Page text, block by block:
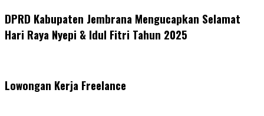
DPRD Kabupaten Jembrana Mengucapkan Selamat
Hari Raya Nyepi & Idul Fitri Tahun 2025
Lowongan Kerja Freelance